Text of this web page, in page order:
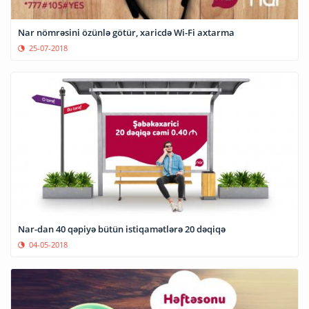
Nar nömrəsini özünlə götür, xaricdə Wi-Fi axtarma
25-07-2018
Nar-dan 40 qəpiyə bütün istiqamətlərə 20 dəqiqə
04-05-2018